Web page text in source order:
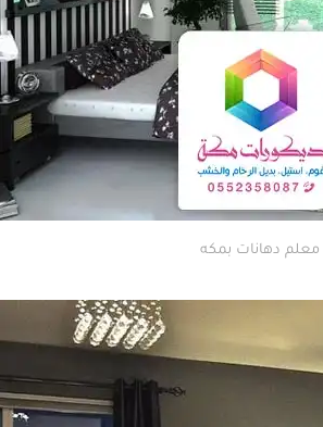
معلم دهانات بمكه